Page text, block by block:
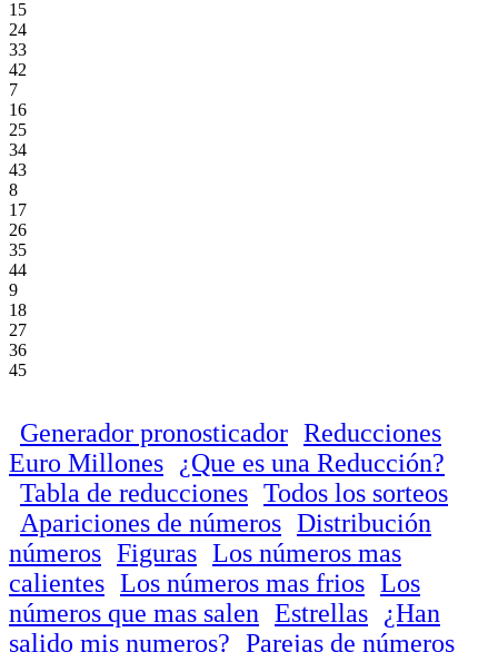
15
24
33
42
7
16
25
34
43
8
17
26
35
44
9
18
27
36
45
Generador pronosticador Reducciones
Euro Millones
¿Que es una Reducción?
Tabla de reducciones Todos los sorteos
Apariciones de números Distribución
números Figuras Los números mas
calientes Los números mas frios Los
números que mas salen Estrellas
¿Han
salido mis numeros? Parejas de números